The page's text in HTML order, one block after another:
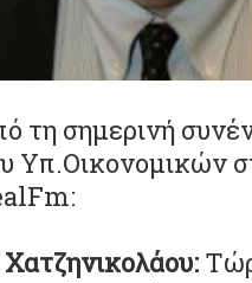
τη σημερινή
Υπ.Οικονομικών